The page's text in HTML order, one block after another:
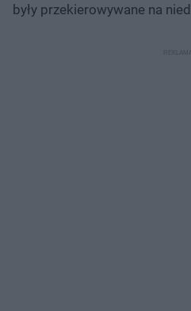
były przekierowywane na